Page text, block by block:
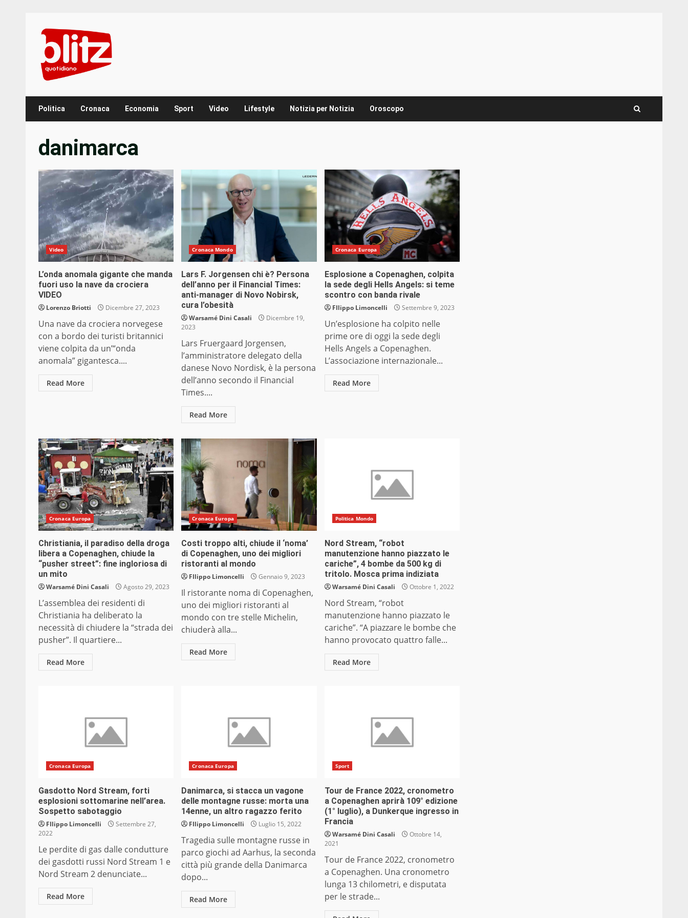
content
Politica Cronaca Economia Sport Video Lifestyle Notizia per Notizia Oroscopo
danimarca
Video
L’onda anomala gigante che manda
fuori uso la nave da crociera
VIDEO
Lorenzo Briotti Dicembre 27, 2023
Una nave da crociera norvegese
con a bordo dei turisti britannici
viene colpita da un’“onda
anomala” gigantesca....
Read More
Cronaca Mondo
Lars F. Jorgensen chi è? Persona
dell’anno per il Financial Times:
anti-manager di Novo Nobirsk,
cura l’obesità
Warsamé Dini Casali
Dicembre 19,
2023
Lars Fruergaard Jorgensen,
l’amministratore delegato della
danese Novo Nordisk, è la persona
dell’anno secondo il Financial
Times....
Read More
Cronaca Europa
Esplosione a Copenaghen, colpita
la sede degli Hells Angels: si teme
scontro con banda rivale
FIlippo Limoncelli Settembre 9, 2023
Un’esplosione ha colpito nelle
prime ore di oggi la sede degli
Hells Angels a Copenaghen.
L’associazione internazionale...
Read More
Cronaca Europa
Christiania, il paradiso della droga
libera a Copenaghen, chiude la
“pusher street”: fine ingloriosa di
un mito
Warsamé Dini Casali Agosto 29, 2023
L’assemblea dei residenti di
Christiania ha deliberato la
necessità di chiudere la “strada dei
pusher”. Il quartiere...
Read More
Cronaca Europa
Costi troppo alti, chiude il ‘noma’
di Copenaghen, uno dei migliori
ristoranti al mondo
FIlippo Limoncelli Gennaio 9, 2023
Il ristorante noma di Copenaghen,
uno dei migliori ristoranti al
mondo con tre stelle Michelin,
chiuderà alla...
Read More
Politica Mondo
Nord Stream, “robot
manutenzione hanno piazzato le
cariche”, 4 bombe da 500 kg di
tritolo. Mosca prima indiziata
Warsamé Dini Casali Ottobre 1, 2022
Nord Stream, “robot
manutenzione hanno piazzato le
cariche”. “A piazzare le bombe che
hanno provocato quattro falle...
Read More
Cronaca Europa
Gasdotto Nord Stream, forti
esplosioni sottomarine nell’area.
Sospetto sabotaggio
FIlippo Limoncelli
Settembre 27,
2022
Le perdite di gas dalle condutture
dei gasdotti russi Nord Stream 1 e
Nord Stream 2 denunciate...
Read More
Cronaca Europa
Danimarca, si stacca un vagone
delle montagne russe: morta una
14enne, un altro ragazzo ferito
FIlippo Limoncelli Luglio 15, 2022
Tragedia sulle montagne russe in
parco giochi ad Aarhus, la seconda
città più grande della Danimarca
dopo...
Read More
Sport
Tour de France 2022, cronometro
a Copenaghen aprirà 109° edizione
(1° luglio), a Dunkerque ingresso in
Francia
Warsamé Dini Casali
Ottobre 14,
2021
Tour de France 2022, cronometro
a Copenaghen. Una cronometro
lunga 13 chilometri, e disputata
per le strade...